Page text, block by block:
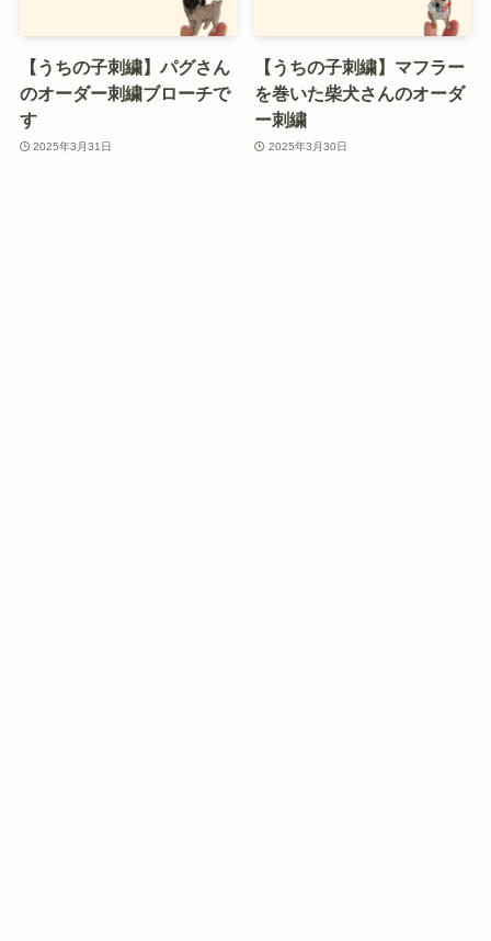
【うちの子刺繍】パグさん
のオーダー刺繍ブローチで
す
2025年3月31日
【うちの子刺繍】マフラー
を巻いた柴犬さんのオーダ
ー刺繍
2025年3月30日